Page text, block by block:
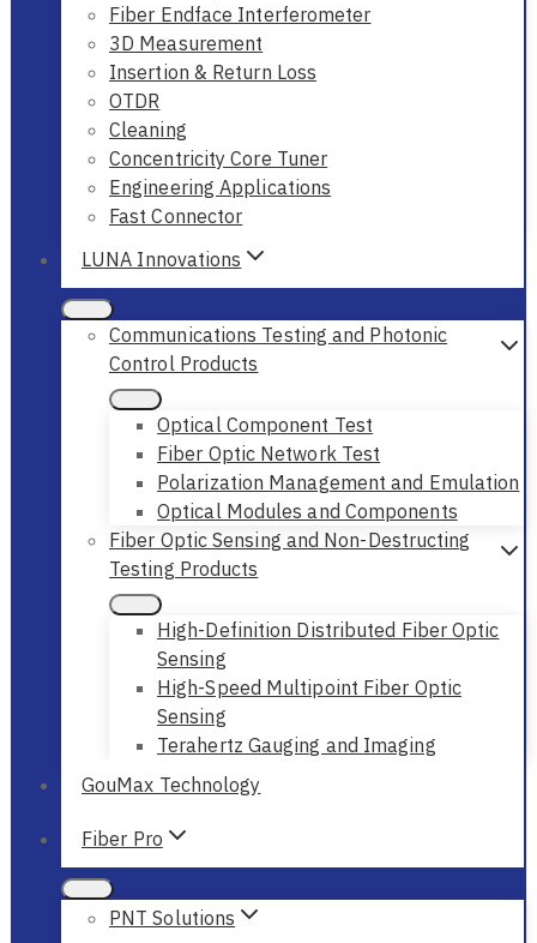
Fiber Endface Interferometer
3D Measurement
Insertion & Return Loss
OTDR
Cleaning
Concentricity Core Tuner
Engineering Applications
Fast Connector
LUNA Innovations
Communications Testing and Photonic
Control Products
Optical Component Test
Fiber Optic Network Test
Polarization Management and Emulation
Optical Modules and Components
Fiber Optic Sensing and Non-Destructing
Testing Products
High-Definition Distributed Fiber Optic
Sensing
High-Speed Multipoint Fiber Optic
Sensing
Terahertz Gauging and Imaging
GouMax Technology
Fiber Pro
PNT Solutions